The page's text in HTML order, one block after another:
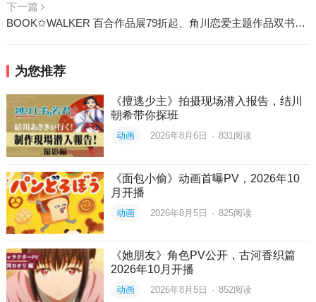
下一篇
BOOK✩WALKER 百合作品展79折起、角川恋爱主题作品双书83折，再推全馆79折点数28倍！
为您推荐
《擅逃少主》拍摄现场潜入报告，结川
朝希带你探班
动画 2026年8月6日 · 831阅读
《面包小偷》动画首曝PV，2026年10
月开播
动画 2026年8月5日 · 825阅读
《她朋友》角色PV公开，古河香织篇
2026年10月开播
动画 2026年8月5日 · 852阅读